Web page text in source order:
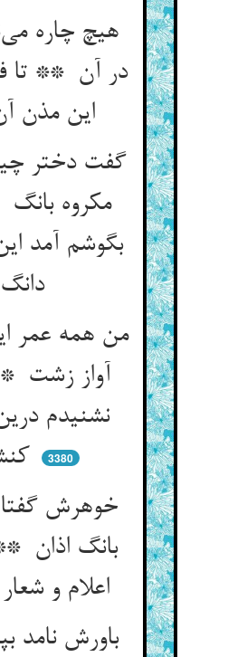
هیچ چاره
در آن ** تا
گفت دختر
مکروه
بگوشم آمد
دانگ
من همه عمر
آواز زشت
نشنیدم
3380
خوهرش
بانگ
اعلام و شعار مومنان
باورش نامد